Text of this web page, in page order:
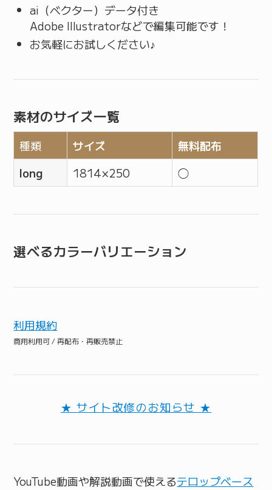
ai（ベクター）データ付き
Adobe Illustratorなどで編集可能です！
お気軽にお試しください♪
素材のサイズ一覧
種類 サイズ
無料配布
long
1814 × 250 ◯
選べるカラーバリエーション
利用規約
商用利用可 / 再配布・再販売禁止
★ サイト改修のお知らせ ★
YouTube動画や解説動画で使えるテロップベース